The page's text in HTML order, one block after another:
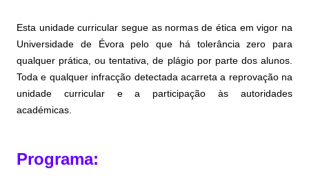
Esta unidade curricular segue as normas de ética em vigor na
Universidade de Évora pelo que há tolerância zero para
qualquer prática, ou tentativa, de plágio por parte dos alunos.
Toda e qualquer infracção detectada acarreta a reprovação na
unidade curricular e a participação às autoridades
académicas.
Programa: